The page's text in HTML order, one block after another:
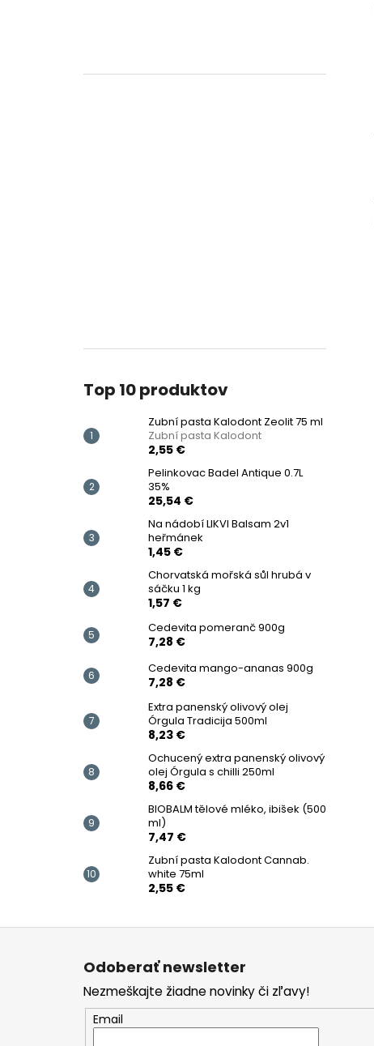
Top 10 produktov
Zubní pasta Kalodont Zeolit ​​75 ml
Zubní pasta Kalodont
2,55 €
Pelinkovac Badel Antique 0.7L
35%
25,54 €
Na nádobí LIKVI Balsam 2v1
heřmánek
1,45 €
Chorvatská mořská sůl hrubá v
sáčku 1 kg
1,57 €
Cedevita pomeranč 900g
7,28 €
Cedevita mango-ananas 900g
7,28 €
Extra panenský olivový olej
Órgula Tradicija 500ml
8,23 €
Ochucený extra panenský olivový
olej Órgula s chilli 250ml
8,66 €
BIOBALM tělové mléko, ibišek (500
ml)
7,47 €
Zubní pasta Kalodont Cannab.
white 75ml
2,55 €
Z
Odoberať newsletter
Nezmeškajte žiadne novinky či zľavy!
Email